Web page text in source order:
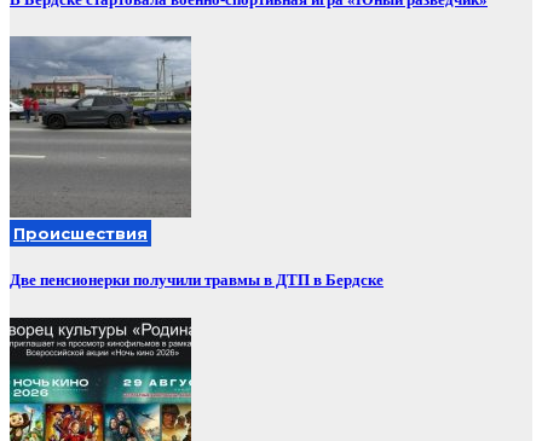
Происшествия
Две пенсионерки получили травмы в ДТП в Бердске